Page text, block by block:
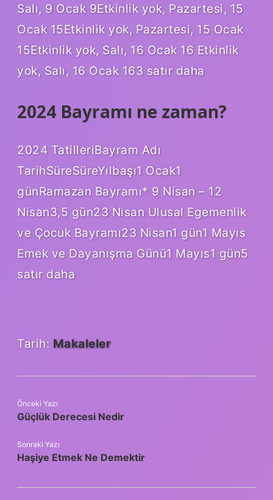
Salı, 9 Ocak 9Etkinlik yok, Pazartesi, 15
Ocak 15Etkinlik yok, Pazartesi, 15 Ocak
15Etkinlik yok, Salı, 16 Ocak 16 Etkinlik
yok, Salı, 16 Ocak 163 satır daha
2024 Bayramı ne zaman?
2024 TatilleriBayram Adı
TarihSüreSüreYılbaşı1 Ocak1
günRamazan Bayramı* 9 Nisan – 12
Nisan3,5 gün23 Nisan Ulusal Egemenlik
ve Çocuk Bayramı23 Nisan1 gün1 Mayıs
Emek ve Dayanışma Günü1 Mayıs1 gün5
satır daha
Tarih: Makaleler
Önceki Yazı
Güçlük Derecesi Nedir
Sonraki Yazı
Haşiye Etmek Ne Demektir